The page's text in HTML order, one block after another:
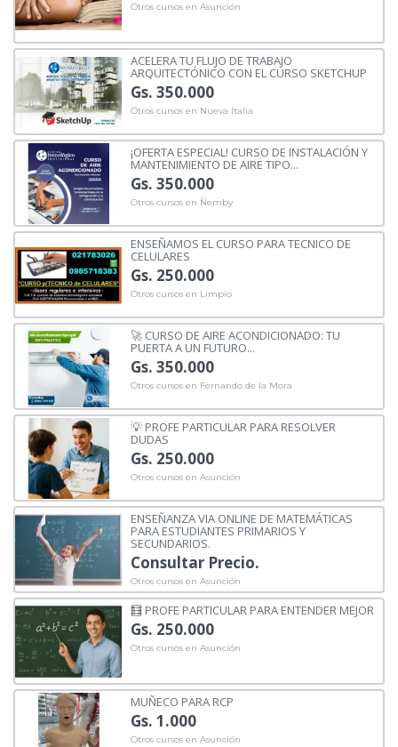
Otros cursos en Asunción
ACELERA TU FLUJO DE TRABAJO
ARQUITECTÓNICO CON EL CURSO SKETCHUP
Gs. 350.000
Otros cursos en Nueva Italia
¡OFERTA ESPECIAL! CURSO DE INSTALACIÓN Y
MANTENIMIENTO DE AIRE TIPO...
Gs. 350.000
Otros cursos en Ñemby
ENSEÑAMOS EL CURSO PARA TECNICO DE
CELULARES
Gs. 250.000
Otros cursos en Limpio
🚀 CURSO DE AIRE ACONDICIONADO: TU
PUERTA A UN FUTURO...
Gs. 350.000
Otros cursos en Fernando de la Mora
💡 PROFE PARTICULAR PARA RESOLVER
DUDAS
Gs. 250.000
Otros cursos en Asunción
ENSEÑANZA VIA ONLINE DE MATEMÁTICAS
PARA ESTUDIANTES PRIMARIOS Y
SECUNDARIOS.
Consultar Precio.
Otros cursos en Asunción
🧮 PROFE PARTICULAR PARA ENTENDER MEJOR
Gs. 250.000
Otros cursos en Asunción
MUÑECO PARA RCP
Gs. 1.000
Otros cursos en Asunción